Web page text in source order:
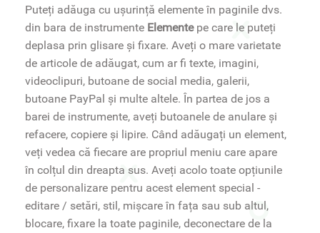
Puteți adăuga cu ușurință elemente în paginile dvs.
din bara de instrumente Elemente pe care le puteți
deplasa prin glisare și fixare. Aveți o mare varietate
de articole de adăugat, cum ar fi texte, imagini,
videoclipuri, butoane de social media, galerii,
butoane PayPal și multe altele. În partea de jos a
barei de instrumente, aveți butoanele de anulare și
refacere, copiere și lipire. Când adăugați un element,
veți vedea că fiecare are propriul meniu care apare
în colțul din dreapta sus. Aveți acolo toate opțiunile
de personalizare pentru acest element special -
editare / setări, stil, mișcare în fața sau sub altul,
blocare, fixare la toate paginile, deconectare de la